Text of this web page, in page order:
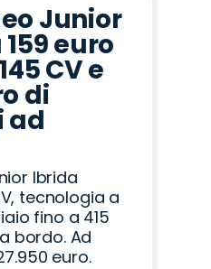
Junior
euro
CV e
di
ad
Ibrida
tecnologia a
fino a 415
bordo. Ad
euro.